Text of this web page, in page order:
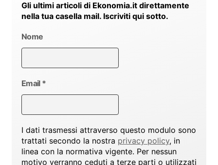
Gli ultimi articoli di Ekonomia.it direttamente
nella tua casella mail. Iscriviti qui sotto.
Nome
Email *
I dati trasmessi attraverso questo modulo sono
trattati secondo la nostra privacy policy, in
linea con la normativa vigente. Per nessun
motivo verranno ceduti a terze parti o utilizzati